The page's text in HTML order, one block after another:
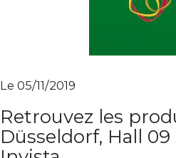
Le 05/11/2019
Retrouvez les
Düsseldorf, Hall